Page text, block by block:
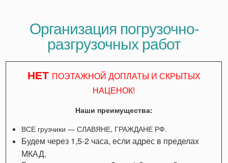
Организация погрузочно-
разгрузочных работ
НЕТ ПОЭТАЖНОЙ ДОПЛАТЫ И СКРЫТЫХ
НАЦЕНОК!
Наши преимущества:
ВСЕ грузчики — СЛАВЯНЕ, ГРАЖДАНЕ РФ.
Будем через 1,5-2 часа, если адрес в пределах
МКАД.